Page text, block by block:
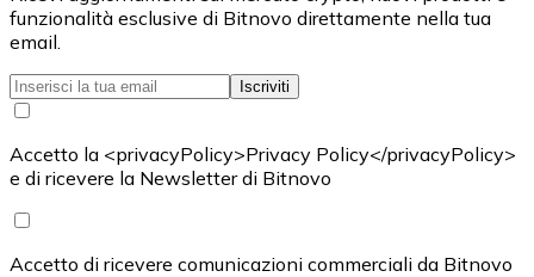
funzionalità esclusive di Bitnovo direttamente nella tua
email.
Iscriviti
Accetto la <privacyPolicy>Privacy Policy</privacyPolicy>
e di ricevere la Newsletter di Bitnovo
Accetto di ricevere comunicazioni commerciali da Bitnovo